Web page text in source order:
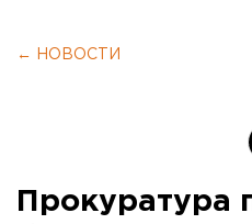
← НОВОСТИ
Прокуратура